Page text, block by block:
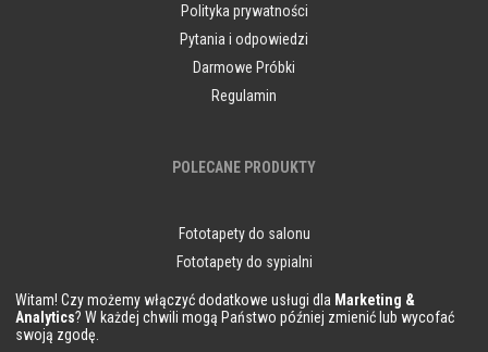
Polityka prywatności
Pytania i odpowiedzi
Darmowe Próbki
Regulamin
POLECANE PRODUKTY
Fototapety do salonu
Fototapety do sypialni
Fototapety do kuchni
Obrazy do salonu
Witam! Czy możemy włączyć dodatkowe usługi dla Marketing &
Analytics? W każdej chwili mogą Państwo później zmienić lub wycofać
swoją zgodę.